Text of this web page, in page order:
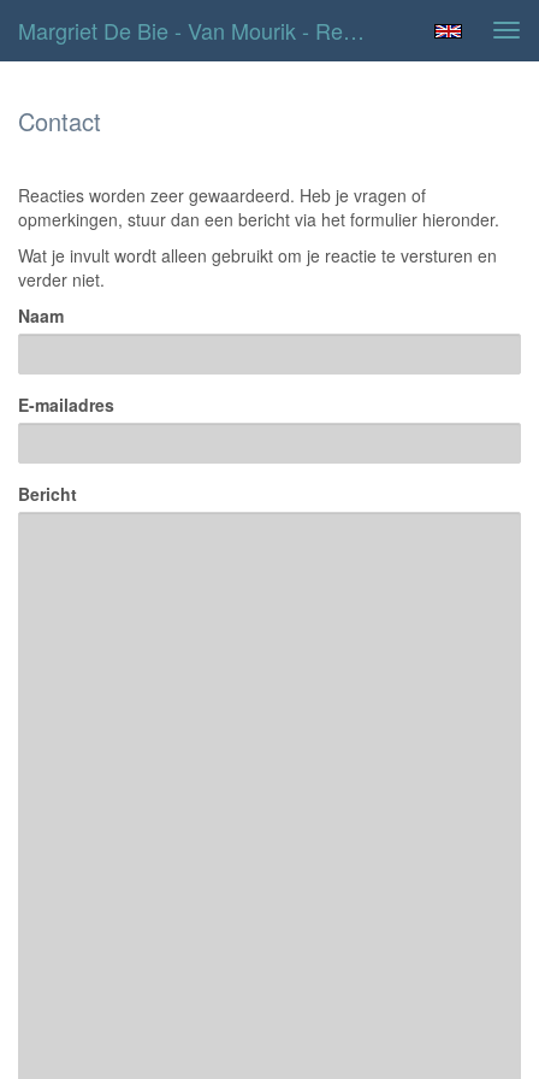
Margriet De Bie - Van Mourik - Reageer
Contact
Reacties worden zeer gewaardeerd. Heb je vragen of
opmerkingen, stuur dan een bericht via het formulier hieronder.
Wat je invult wordt alleen gebruikt om je reactie te versturen en
verder niet.
Naam
E-mailadres
Bericht